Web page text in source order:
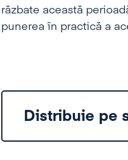
răzbate această
punerea în practică a
Distribuie pe